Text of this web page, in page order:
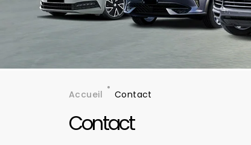
Fil d'Ariane
Accueil Contact
Contact